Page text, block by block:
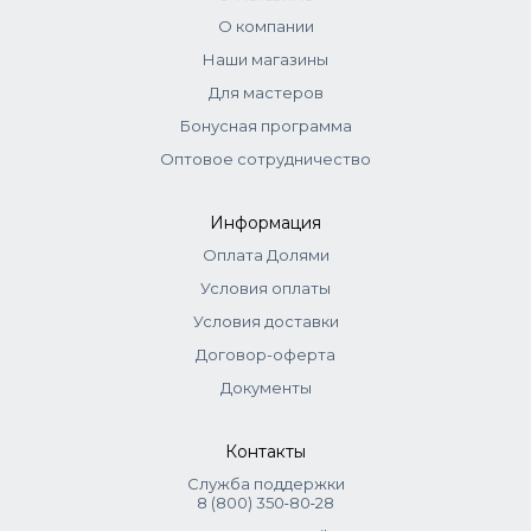
О компании
Наши магазины
Для мастеров
Бонусная программа
Оптовое сотрудничество
Информация
Оплата Долями
Условия оплаты
Условия доставки
Договор-оферта
Документы
Контакты
Служба поддержки
8 (800) 350‑80‑28